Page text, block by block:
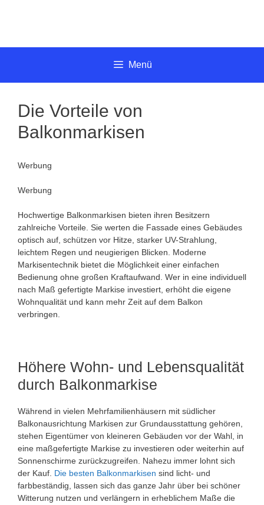
Menü
Die Vorteile von
Balkonmarkisen
Werbung
Werbung
Hochwertige Balkonmarkisen bieten ihren Besitzern
zahlreiche Vorteile. Sie werten die Fassade eines Gebäudes
optisch auf, schützen vor Hitze, starker UV-Strahlung,
leichtem Regen und neugierigen Blicken. Moderne
Markisentechnik bietet die Möglichkeit einer einfachen
Bedienung ohne großen Kraftaufwand. Wer in eine individuell
nach Maß gefertigte Markise investiert, erhöht die eigene
Wohnqualität und kann mehr Zeit auf dem Balkon
verbringen.
Höhere Wohn- und Lebensqualität
durch Balkonmarkise
Während in vielen Mehrfamilienhäusern mit südlicher
Balkonausrichtung Markisen zur Grundausstattung gehören,
stehen Eigentümer von kleineren Gebäuden vor der Wahl, in
eine maßgefertigte Markise zu investieren oder weiterhin auf
Sonnenschirme zurückzugreifen. Nahezu immer lohnt sich
der Kauf. Die besten Balkonmarkisen sind licht- und
farbbeständig, lassen sich das ganze Jahr über bei schöner
Witterung nutzen und verlängern in erheblichem Maße die